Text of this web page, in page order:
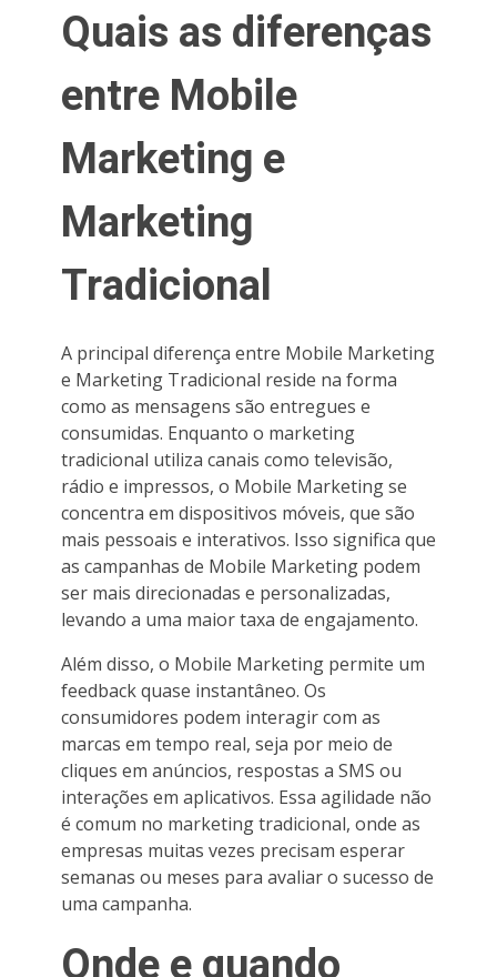
Quais as diferenças
entre Mobile
Marketing e
Marketing
Tradicional
A principal diferença entre Mobile Marketing
e Marketing Tradicional reside na forma
como as mensagens são entregues e
consumidas. Enquanto o marketing
tradicional utiliza canais como televisão,
rádio e impressos, o Mobile Marketing se
concentra em dispositivos móveis, que são
mais pessoais e interativos. Isso significa que
as campanhas de Mobile Marketing podem
ser mais direcionadas e personalizadas,
levando a uma maior taxa de engajamento.
Além disso, o Mobile Marketing permite um
feedback quase instantâneo. Os
consumidores podem interagir com as
marcas em tempo real, seja por meio de
cliques em anúncios, respostas a SMS ou
interações em aplicativos. Essa agilidade não
é comum no marketing tradicional, onde as
empresas muitas vezes precisam esperar
semanas ou meses para avaliar o sucesso de
uma campanha.